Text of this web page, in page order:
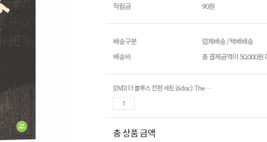
적립금
90원
배송구분
업체배송 / 택배배송
배송비
총 결제금액이 50,000원
[DVD] 더 블루스 전편 세트 (6disc): The Blues- 마틴스콜세지, 빔벤더스, 찰스버넷, 클린트이스트우드..
총 상품 금액